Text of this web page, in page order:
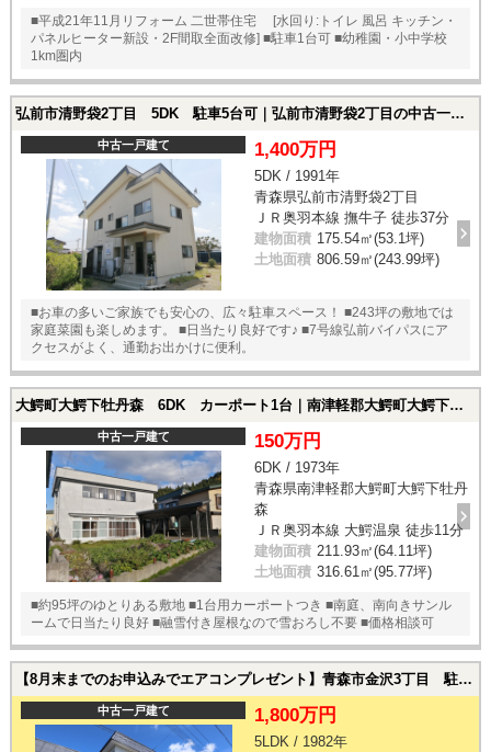
■平成21年11月リフォーム 二世帯住宅 [水回り:トイレ 風呂 キッチン・
パネルヒーター新設・2F間取全面改修] ■駐車1台可 ■幼稚園・小中学校
1km圏内
弘前市清野袋2丁目 5DK 駐車5台可｜弘前市清野袋2丁目の中古一戸建て
中古一戸建て 1,400万円
5DK / 1991年
青森県弘前市清野袋2丁目
ＪＲ奥羽本線 撫牛子 徒歩37分
建物面積 175.54㎡(53.1坪)
土地面積 806.59㎡(243.99坪)
■お車の多いご家族でも安心の、広々駐車スペース！ ■243坪の敷地では
家庭菜園も楽しめます。 ■日当たり良好です♪ ■7号線弘前バイパスにア
クセスがよく、通勤お出かけに便利。
大鰐町大鰐下牡丹森 6DK カーポート1台｜南津軽郡大鰐町大鰐下牡丹森の中古一戸建て
中古一戸建て 150万円
6DK / 1973年
青森県南津軽郡大鰐町大鰐下牡丹
森
ＪＲ奥羽本線 大鰐温泉 徒歩11分
建物面積 211.93㎡(64.11坪)
土地面積 316.61㎡(95.77坪)
■約95坪のゆとりある敷地 ■1台用カーポートつき ■南庭、南向きサンル
ームで日当たり良好 ■融雪付き屋根なので雪おろし不要 ■価格相談可
【8月末までのお申込みでエアコンプレゼント】青森市金沢3丁目 駐車2台可｜青森市金沢3丁目24-30(地番94-23)の中古一戸建て
中古一戸建て 1,800万円
5LDK / 1982年